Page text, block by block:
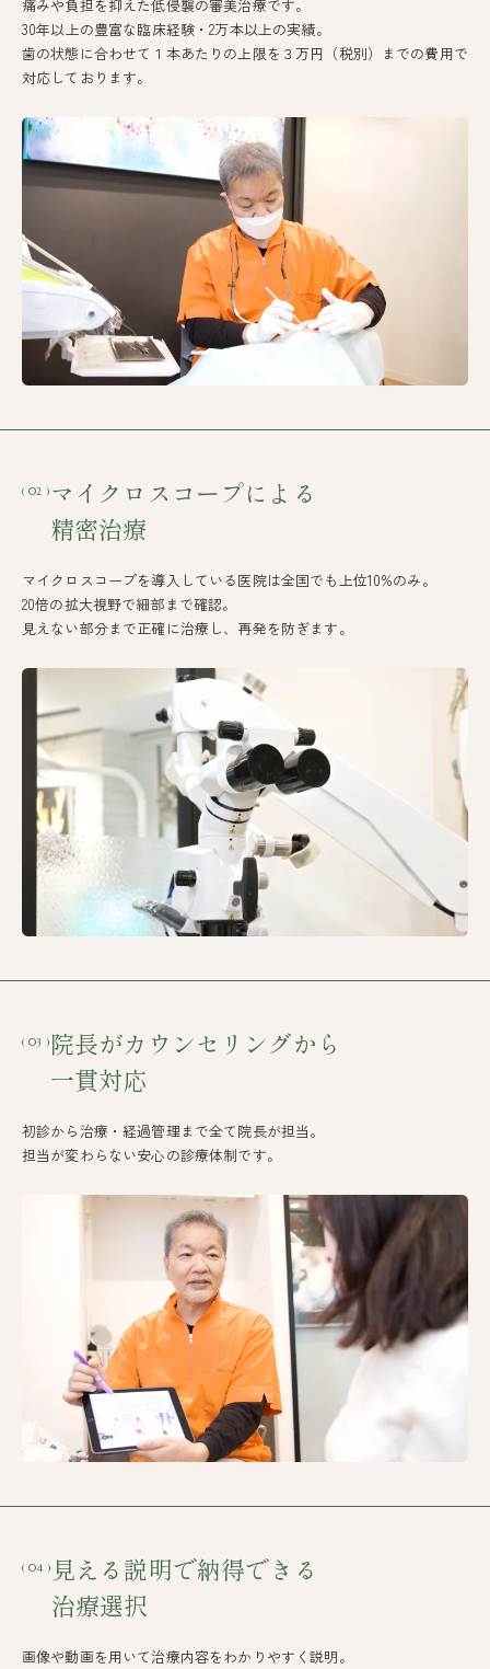
痛みや負担を抑えた低侵襲の審美治療です。
30年以上の豊富な臨床経験・2万本以上の実績。
歯の状態に合わせて１本あたりの上限を３万円（税別）までの費用で
対応しております。
( 02 ) マイクロスコープによる
精密治療
マイクロスコープを導入している医院は全国でも上位10%のみ。
20倍の拡大視野で細部まで確認。
見えない部分まで正確に治療し、再発を防ぎます。
( 03 ) 院長がカウンセリングから
一貫対応
初診から治療・経過管理まで全て院長が担当。
担当が変わらない安心の診療体制です。
( 04 ) 見える説明で納得できる
治療選択
画像や動画を用いて治療内容をわかりやすく説明。